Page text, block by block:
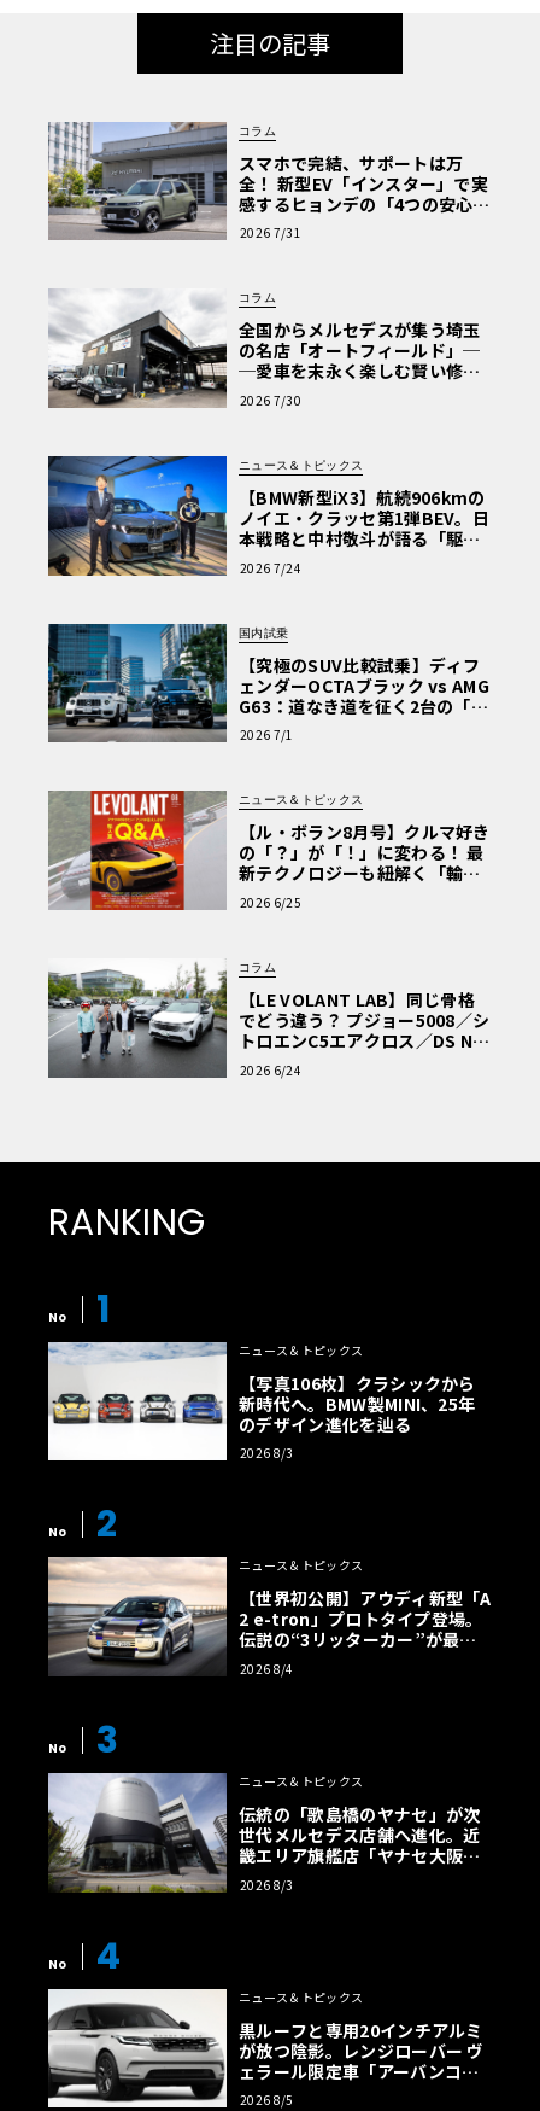
注目の記事
コラム
スマホで完結、サポートは万
全！ 新型EV「インスター」で実
感するヒョンデの「4つの安心」
【第1回・ヒョンデ6つの疑問：
Why? Hyundai?】〈PR〉
2026 7/31
コラム
全国からメルセデスが集う埼玉
の名店「オートフィールド」─
─愛車を末永く楽しむ賢い修理
術と、プロがフックス製オイル
を選ぶ理由〈PR〉
2026 7/30
ニュース＆トピックス
【BMW新型iX3】航続906kmの
ノイエ・クラッセ第1弾BEV。日
本戦略と中村敬斗が語る「駆け
ぬける歓び」
2026 7/24
国内試乗
【究極のSUV比較試乗】ディフ
ェンダーOCTAブラック vs AMG
G63：道なき道を征く2台の「対
極的アプローチ」
2026 7/1
ニュース＆トピックス
【ル・ボラン8月号】クルマ好き
の「？」が「！」に変わる！ 最
新テクノロジーも紐解く「輸入
車Q&A」
2026 6/25
コラム
【LE VOLANT LAB】同じ骨格
でどう違う？ プジョー5008／シ
トロエンC5エアクロス／DS Nº4
読者一気乗りレポート
2026 6/24
RANKING
No 1
ニュース＆トピックス
【写真106枚】クラシックから
新時代へ。BMW製MINI、25年
のデザイン進化を辿る
2026 8/3
No 2
ニュース＆トピックス
【世界初公開】アウディ新型「A
2 e-tron」プロトタイプ登場。
伝説の“3リッターカー”が最高
効率エントリーBEVとして復活
【画像38枚】
2026 8/4
No 3
ニュース＆トピックス
伝統の「歌島橋のヤナセ」が次
世代メルセデス店舗へ進化。近
畿エリア旗艦店「ヤナセ大阪支
店」がリニューアル
2026 8/3
No 4
ニュース＆トピックス
黒ルーフと専用20インチアルミ
が放つ陰影。レンジローバー ヴ
ェラール限定車「アーバンコン
トラスト・エディション」登場
2026 8/5